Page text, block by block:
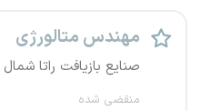
مهندس متالورژی
صنایع بازیافت راتا شمال
منقضی شده